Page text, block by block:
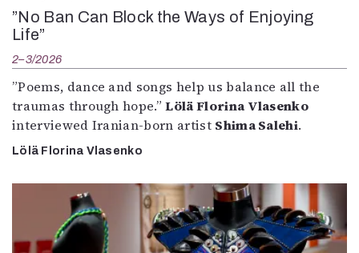
”No Ban Can Block the Ways of Enjoying
Life”
2–3/2026
”Poems, dance and songs help us balance all the
traumas through hope.”Lölä Florina Vlasenko
interviewed Iranian-born artist Shima Salehi.
Lölä Florina Vlasenko